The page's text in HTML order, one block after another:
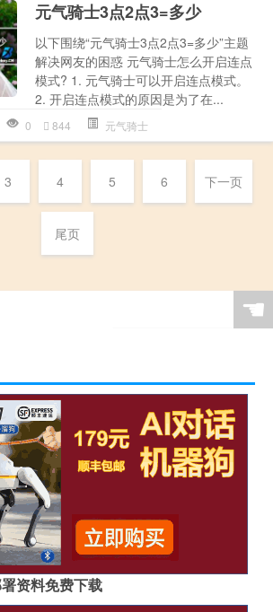
元气骑士3点2点3=多少
以下围绕“元气骑士3点2点3=多少”主题
解决网友的困惑 元气骑士怎么开启连点
模式? 1. 元气骑士可以开启连点模式。
2. 开启连点模式的原因是为了在...
0 844 元气骑士
3 4 5 6 下一页
尾页
☚
资料免费下载